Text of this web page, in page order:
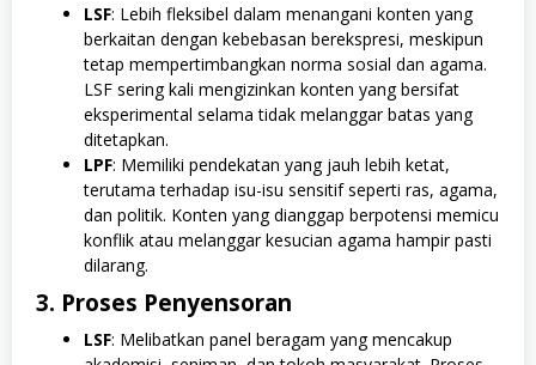
LSF: Lebih fleksibel dalam menangani konten yang
berkaitan dengan kebebasan berekspresi, meskipun
tetap mempertimbangkan norma sosial dan agama.
LSF sering kali mengizinkan konten yang bersifat
eksperimental selama tidak melanggar batas yang
ditetapkan.
LPF: Memiliki pendekatan yang jauh lebih ketat,
terutama terhadap isu-isu sensitif seperti ras, agama,
dan politik. Konten yang dianggap berpotensi memicu
konflik atau melanggar kesucian agama hampir pasti
dilarang.
3. Proses Penyensoran
LSF: Melibatkan panel beragam yang mencakup